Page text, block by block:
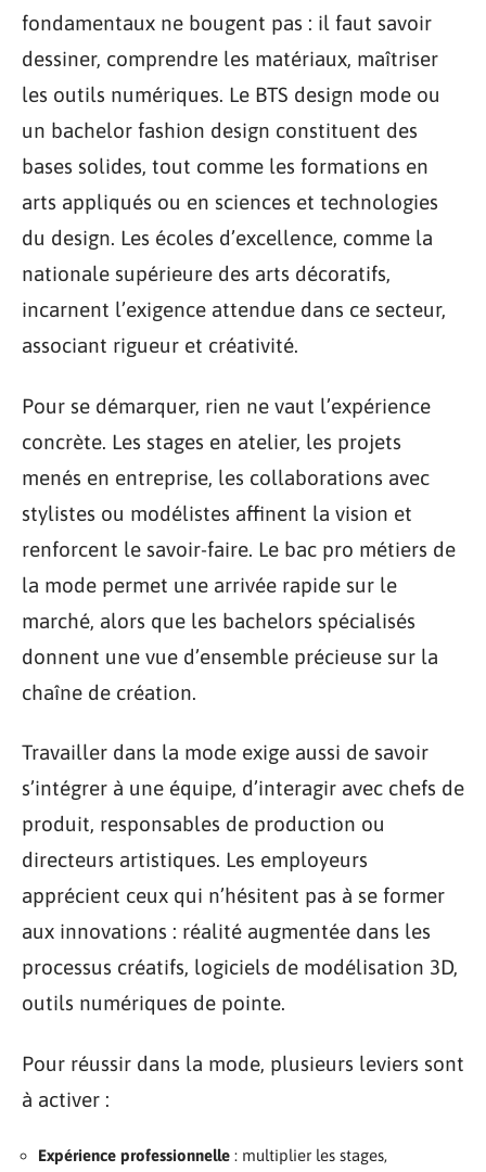
fondamentaux ne bougent pas : il faut savoir
dessiner, comprendre les matériaux, maîtriser
les outils numériques. Le BTS design mode ou
un bachelor fashion design constituent des
bases solides, tout comme les formations en
arts appliqués ou en sciences et technologies
du design. Les écoles d’excellence, comme la
nationale supérieure des arts décoratifs,
incarnent l’exigence attendue dans ce secteur,
associant rigueur et créativité.
Pour se démarquer, rien ne vaut l’expérience
concrète. Les stages en atelier, les projets
menés en entreprise, les collaborations avec
stylistes ou modélistes affinent la vision et
renforcent le savoir-faire. Le bac pro métiers de
la mode permet une arrivée rapide sur le
marché, alors que les bachelors spécialisés
donnent une vue d’ensemble précieuse sur la
chaîne de création.
Travailler dans la mode exige aussi de savoir
s’intégrer à une équipe, d’interagir avec chefs de
produit, responsables de production ou
directeurs artistiques. Les employeurs
apprécient ceux qui n’hésitent pas à se former
aux innovations : réalité augmentée dans les
processus créatifs, logiciels de modélisation 3D,
outils numériques de pointe.
Pour réussir dans la mode, plusieurs leviers sont
à activer :
Expérience professionnelle : multiplier les stages,